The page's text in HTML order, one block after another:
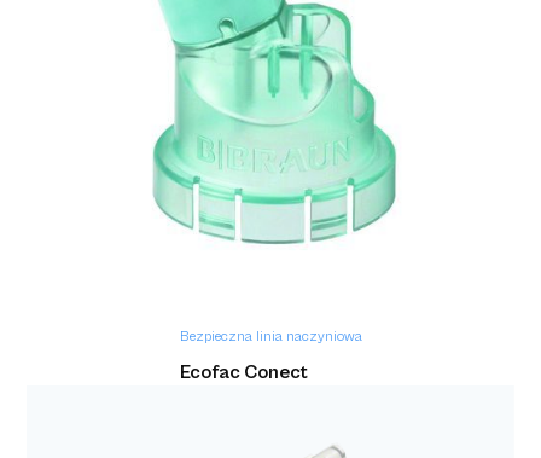
Bezpieczna linia naczyniowa
Ecofac Conect